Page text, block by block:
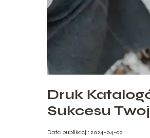
Druk
Sukcesu
Data publikacji: 2024-04-02